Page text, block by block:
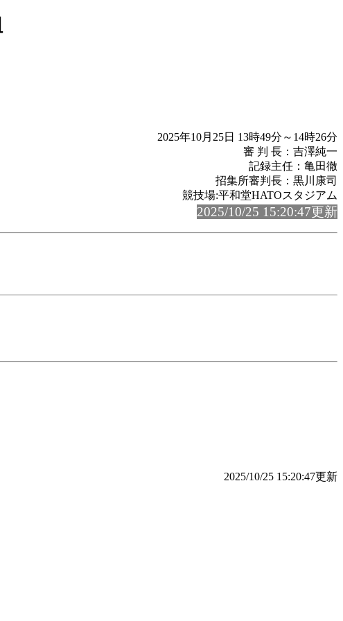
2025年10月25日 13時49分～14時26分
審 判 長：吉澤純一
記録主任：亀田徹
招集所審判長：黒川康司
競技場:平和堂HATOスタジアム
2025/10/25 15:20:47更新
2025/10/25 15:20:47更新